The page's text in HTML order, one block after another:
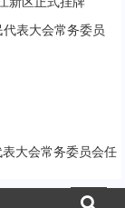
大会常务委员会任